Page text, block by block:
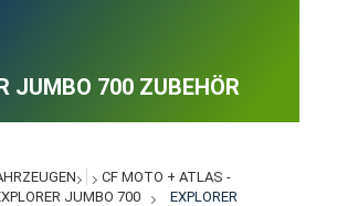
JUMBO 700 ZUBEHÖR
CF MOTO + ATLAS -
JUMBO 700
EXPLORER